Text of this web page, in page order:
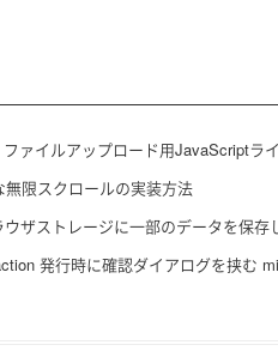
ァイルアップロード用JavaScriptラ
限スクロールの実装方法
ザストレージに一部のデータを保
発行時に確認ダイアログを挟む